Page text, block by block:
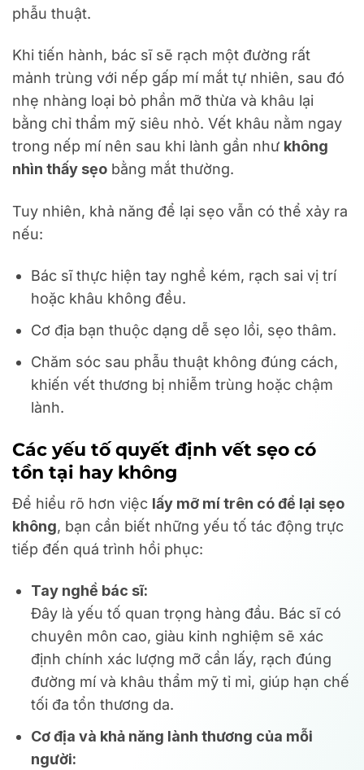
phẫu thuật.
Khi tiến hành, bác sĩ sẽ rạch một đường rất
mảnh trùng với nếp gấp mí mắt tự nhiên, sau đó
nhẹ nhàng loại bỏ phần mỡ thừa và khâu lại
bằng chỉ thẩm mỹ siêu nhỏ. Vết khâu nằm ngay
trong nếp mí nên sau khi lành gần như không
nhìn thấy sẹo bằng mắt thường.
Tuy nhiên, khả năng để lại sẹo vẫn có thể xảy ra
nếu:
Bác sĩ thực hiện tay nghề kém, rạch sai vị trí
hoặc khâu không đều.
Cơ địa bạn thuộc dạng dễ sẹo lồi, sẹo thâm.
Chăm sóc sau phẫu thuật không đúng cách,
khiến vết thương bị nhiễm trùng hoặc chậm
lành.
Các yếu tố quyết định vết sẹo có
tồn tại hay không
Để hiểu rõ hơn việc lấy mỡ mí trên có để lại sẹo
không, bạn cần biết những yếu tố tác động trực
tiếp đến quá trình hồi phục:
Tay nghề bác sĩ:
Đây là yếu tố quan trọng hàng đầu. Bác sĩ có
chuyên môn cao, giàu kinh nghiệm sẽ xác
định chính xác lượng mỡ cần lấy, rạch đúng
đường mí và khâu thẩm mỹ tỉ mỉ, giúp hạn chế
tối đa tổn thương da.
Cơ địa và khả năng lành thương của mỗi
người: